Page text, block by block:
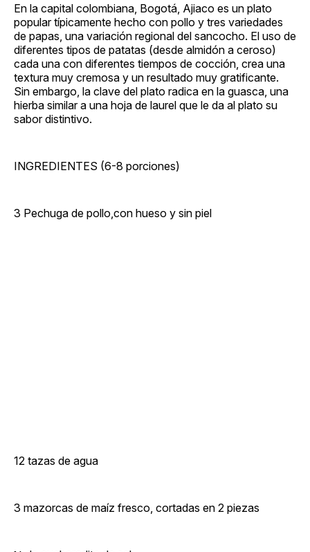
En la capital colombiana, Bogotá, Ajiaco es un plato
popular típicamente hecho con pollo y tres variedades
de papas, una variación regional del sancocho. El uso de
diferentes tipos de patatas (desde almidón a ceroso)
cada una con diferentes tiempos de cocción, crea una
textura muy cremosa y un resultado muy gratificante.
Sin embargo, la clave del plato radica en la guasca, una
hierba similar a una hoja de laurel que le da al plato su
sabor distintivo.
INGREDIENTES (6-8 porciones)
3 Pechuga de pollo,con hueso y sin piel
12 tazas de agua
3 mazorcas de maíz fresco, cortadas en 2 piezas